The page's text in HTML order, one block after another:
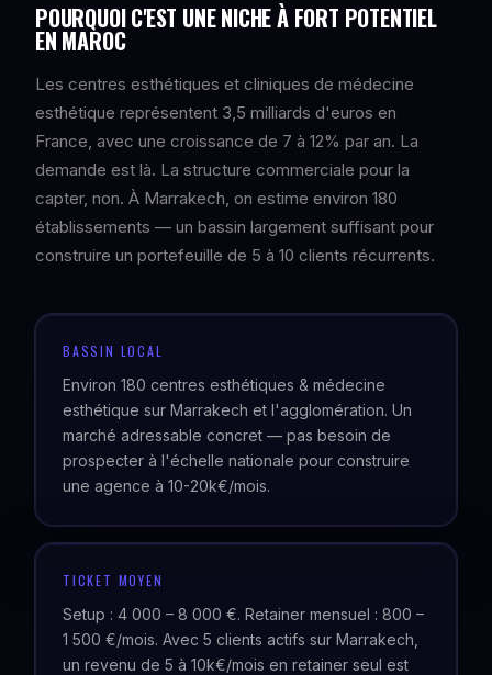
POURQUOI C'EST UNE NICHE À FORT POTENTIEL
EN MAROC
Les centres esthétiques et cliniques de médecine
esthétique représentent 3,5 milliards d'euros en
France, avec une croissance de 7 à 12% par an. La
demande est là. La structure commerciale pour la
capter, non. À Marrakech, on estime environ 180
établissements — un bassin largement suffisant pour
construire un portefeuille de 5 à 10 clients récurrents.
BASSIN LOCAL
Environ 180 centres esthétiques & médecine
esthétique sur Marrakech et l'agglomération. Un
marché adressable concret — pas besoin de
prospecter à l'échelle nationale pour construire
une agence à 10-20k€/mois.
TICKET MOYEN
Setup : 4 000 – 8 000 €. Retainer mensuel : 800 –
1 500 €/mois. Avec 5 clients actifs sur Marrakech,
un revenu de 5 à 10k€/mois en retainer seul est